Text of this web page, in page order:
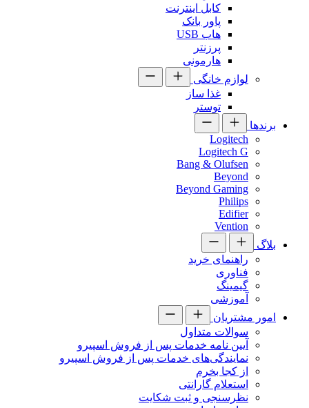
کابل اینترنت
پاور بانک
هاب USB
پرزنتر
هارمونی
لوازم خانگی
غذا ساز
توستر
برندها
Logitech
Logitech G
Bang & Olufsen
Beyond
Beyond Gaming
Philips
Edifier
Vention
بلاگ
راهنمای خرید
فناوری
گیمینگ
آموزشی
امور مشتریان
سوالات متداول
آیین نامه خدمات پس از فروش اسپیرو
نمایندگی‌های خدمات پس از فروش اسپیرو
از کجا بخرم
استعلام گارانتی
نظرسنجی و ثبت شکایت